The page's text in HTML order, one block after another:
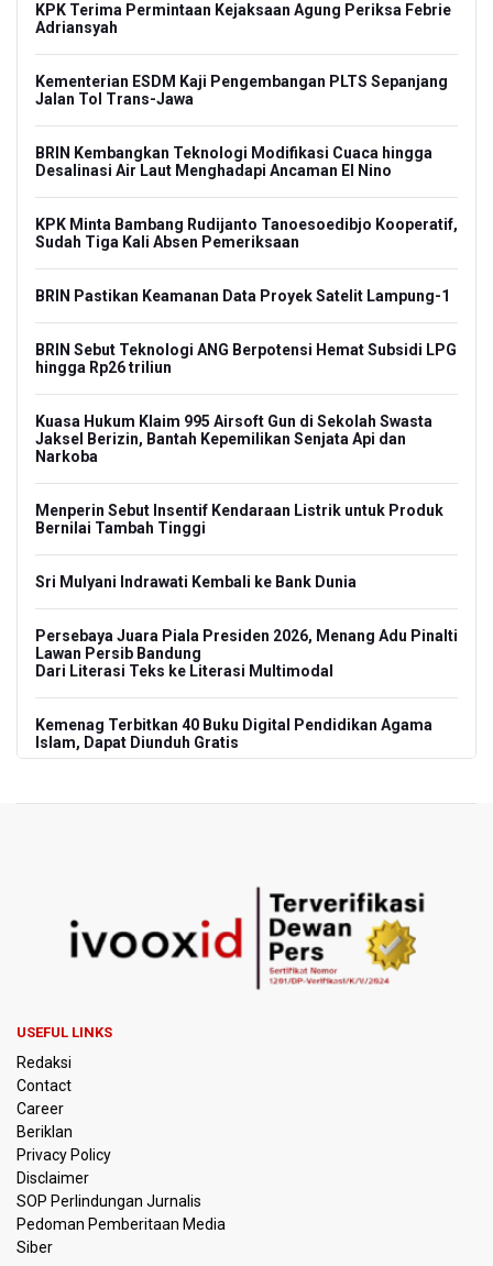
KPK Terima Permintaan Kejaksaan Agung Periksa Febrie
Adriansyah
Kementerian ESDM Kaji Pengembangan PLTS Sepanjang
Jalan Tol Trans-Jawa
BRIN Kembangkan Teknologi Modifikasi Cuaca hingga
Desalinasi Air Laut Menghadapi Ancaman El Nino
KPK Minta Bambang Rudijanto Tanoesoedibjo Kooperatif,
Sudah Tiga Kali Absen Pemeriksaan
BRIN Pastikan Keamanan Data Proyek Satelit Lampung-1
BRIN Sebut Teknologi ANG Berpotensi Hemat Subsidi LPG
hingga Rp26 triliun
Kuasa Hukum Klaim 995 Airsoft Gun di Sekolah Swasta
Jaksel Berizin, Bantah Kepemilikan Senjata Api dan
Narkoba
Menperin Sebut Insentif Kendaraan Listrik untuk Produk
Bernilai Tambah Tinggi
Sri Mulyani Indrawati Kembali ke Bank Dunia
Persebaya Juara Piala Presiden 2026, Menang Adu Pinalti
Lawan Persib Bandung
Dari Literasi Teks ke Literasi Multimodal
Kemenag Terbitkan 40 Buku Digital Pendidikan Agama
Islam, Dapat Diunduh Gratis
Polisi Selidiki Temuan Senjata Api di Yayasan Sekolah
Swasta di Jaksel
Pinang, Jakarta Selatan
Pemerintah Gelar Operasi Modifikasi Cuaca Percepat
Pemerintah Tunda Penerapan Pajak Marketplace, DJP:
Jaga Daya Beli Masyarakat
Kemenkeu Ambil Alih 60 Persen Saham KCIC
USEFUL LINKS
Redaksi
Contact
Career
Beriklan
Privacy Policy
Disclaimer
SOP Perlindungan Jurnalis
Pedoman Pemberitaan Media
Siber